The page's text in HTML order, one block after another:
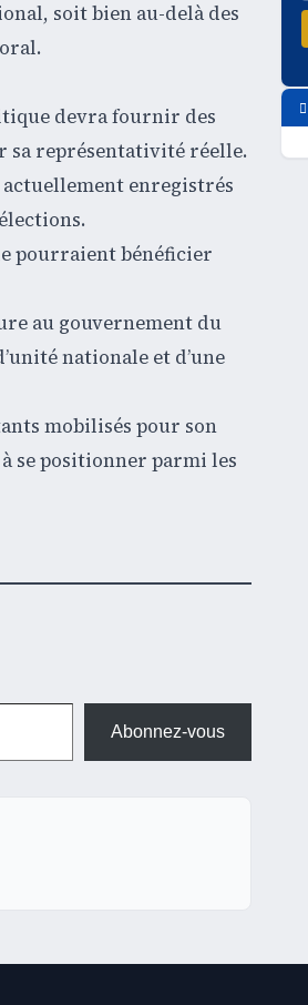
soit bien au-delà des
devra fournir des
sa représentativité réelle.
enregistrés
pourraient bénéficier
au gouvernement du
nationale et d’une
mobilisés pour son
se positionner parmi les
Abonnez-vous